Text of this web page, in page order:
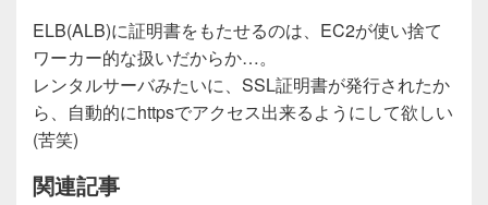
ELB(ALB)に証明書をもたせるのは、EC2が使い捨て
ワーカー的な扱いだからか…。
レンタルサーバみたいに、SSL証明書が発行されたか
ら、自動的にhttpsでアクセス出来るようにして欲しい
(苦笑)
関連記事